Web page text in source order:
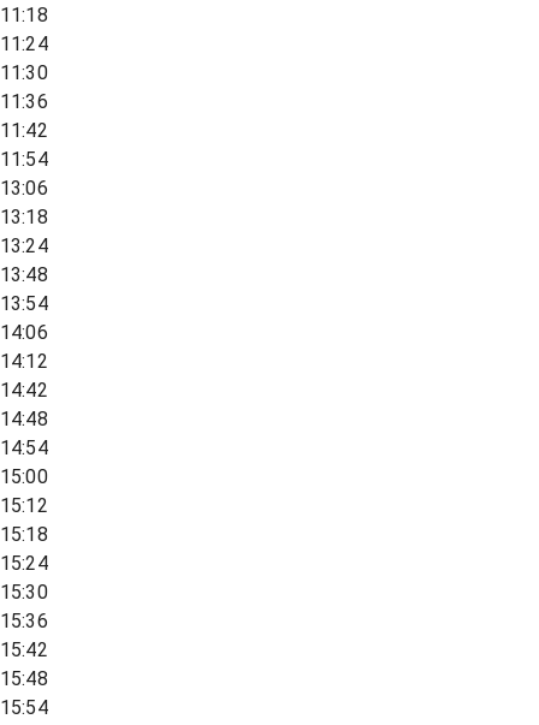
11:18
11:24
11:30
11:36
11:42
11:54
13:06
13:18
13:24
13:48
13:54
14:06
14:12
14:42
14:48
14:54
15:00
15:12
15:18
15:24
15:30
15:36
15:42
15:48
15:54